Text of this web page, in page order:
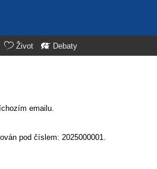
Život Debaty
emailu.
pod číslem: 2025000001.